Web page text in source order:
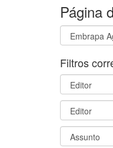
Página
Filtros